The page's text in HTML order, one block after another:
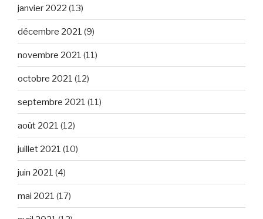
janvier 2022 (13)
décembre 2021 (9)
novembre 2021 (11)
octobre 2021 (12)
septembre 2021 (11)
août 2021 (12)
juillet 2021 (10)
juin 2021 (4)
mai 2021 (17)